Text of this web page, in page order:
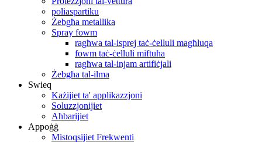
poliaspartiku
Żebgħa metallika
Spray fowm
ragħwa tal-isprej taċ-ċelluli magħluqa
fowm taċ-ċelluli miftuħa
ragħwa tal-injam artifiċjali
Żebgħa tal-ilma
Swieq
Każijiet ta' applikazzjoni
Soluzzjonijiet
Aħbarijiet
Appoġġ
Mistoqsijiet Frekwenti